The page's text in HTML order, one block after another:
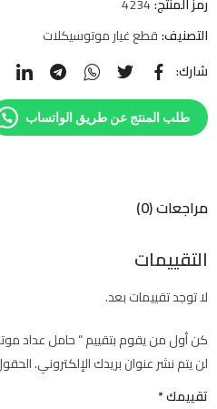
رمز المنتج:4234
التصنيف:قطع غيار موتوسيكلات
شارك:
طلب المنتج عن طريق الواتساب
مراجعات (0)
التقييمات
لا توجد تقييمات بعد.
كن أول من يقوم بتقييم “ حامل عداد
لن يتم نشر عنوان بريدك الإلكتروني.
تقييمك*